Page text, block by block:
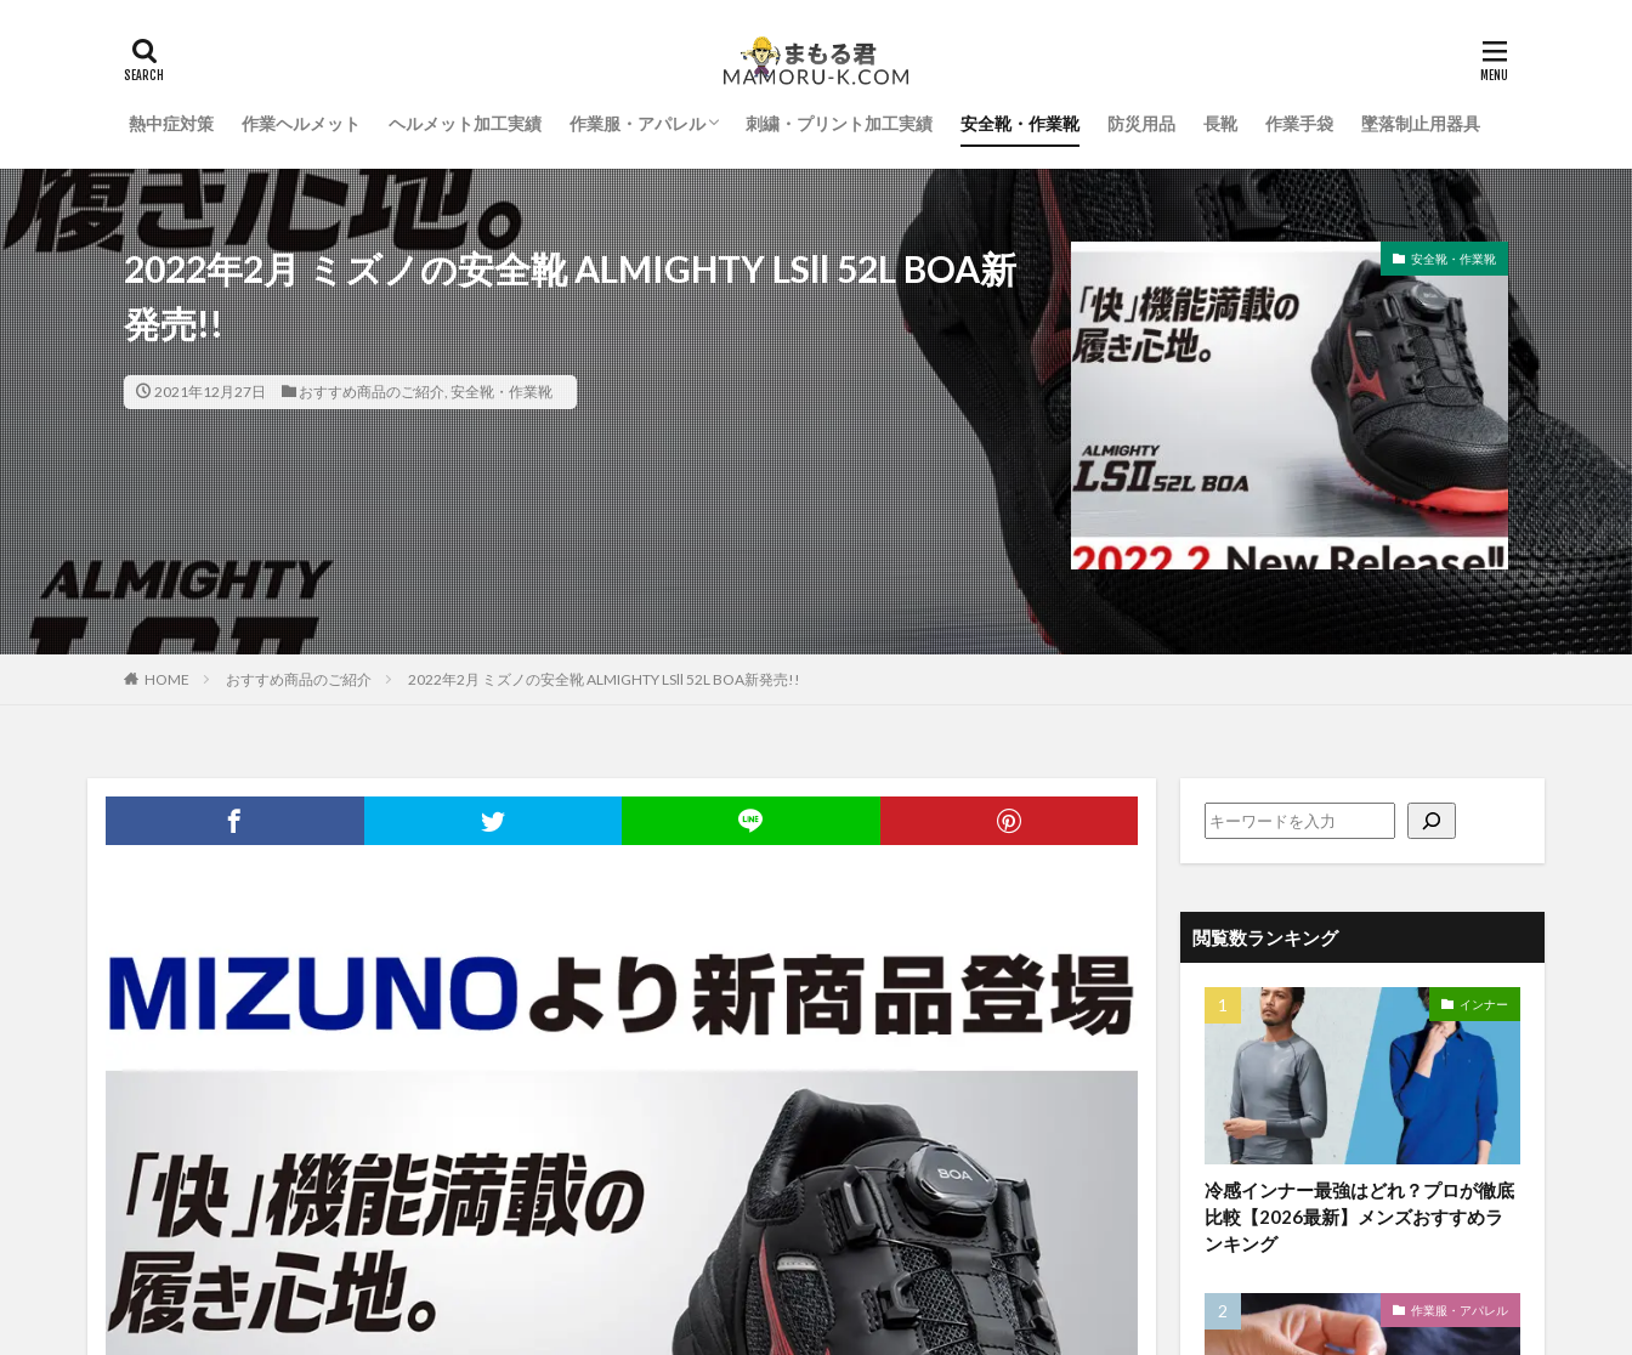
熱中症対策 作業ヘルメット ヘルメット加工実績 作業服・アパレル
インナー
空調服
防寒着
刺繍・プリント加工
刺繍・プリント加工実績 安全靴・作業靴 防災用品 長靴 作業手袋 墜落制止用器具
2022年2月 ミズノの安全靴 ALMIGHTY LSll 52L BOA新
発売!!
2021年12月27日 おすすめ商品のご紹介, 安全靴・作業靴
安全靴・作業靴
HOME おすすめ商品のご紹介 2022年2月 ミズノの安全靴 ALMIGHTY LSll 52L BOA新発売!!
閲覧数ランキング
インナー
冷感インナー最強はどれ？プロが徹底
比較【2026最新】メンズおすすめラ
ンキング
作業服・アパレル